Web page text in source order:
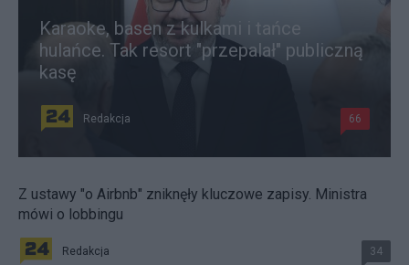
Karaoke, basen z kulkami i tańce
hulańce. Tak resort "przepalał" publiczną
kasę
Redakcja 66
Z ustawy "o Airbnb" zniknęły kluczowe zapisy. Ministra
mówi o lobbingu
Redakcja 34